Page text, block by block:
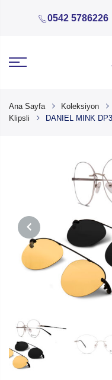
0542 5786226
Ana Sayfa Koleksiyon
Klipsli
DANIEL MINK
PREVIOUS